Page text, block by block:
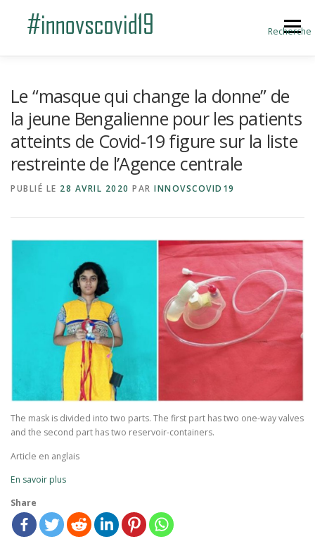
Recherche
Menu
SOUMETTRE UNE INNOVATION
Le “masque qui change la donne” de
la jeune Bengalienne pour les patients
atteints de Covid-19 figure sur la liste
restreinte de l’Agence centrale
PUBLIÉ LE 28 AVRIL 2020 PAR INNOVSCOVID19
The mask is divided into two parts. The first part has two one-way valves
and the second part has two reservoir-containers.
Article en anglais
En savoir plus
Share